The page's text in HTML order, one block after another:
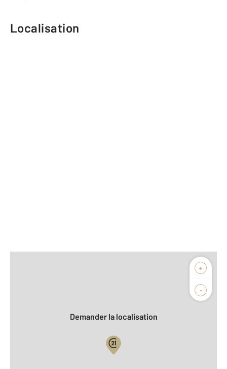
Localisation
+
-
Biens vendus
Demander la localisation